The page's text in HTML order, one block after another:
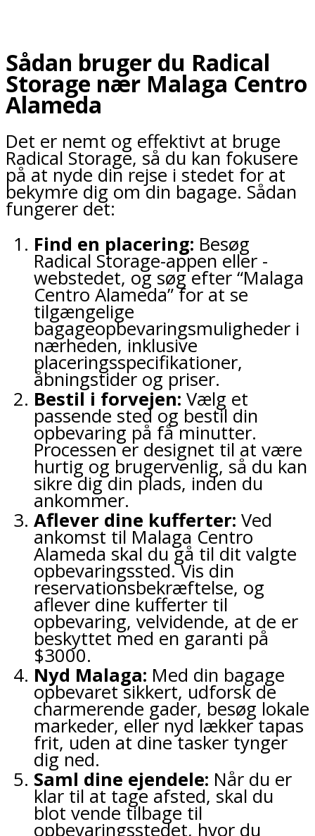
Sådan bruger du Radical
Storage nær Malaga Centro
Alameda
Det er nemt og effektivt at bruge
Radical Storage, så du kan fokusere
på at nyde din rejse i stedet for at
bekymre dig om din bagage. Sådan
fungerer det:
Find en placering: Besøg
Radical Storage-appen eller -
webstedet, og søg efter “Malaga
Centro Alameda” for at se
tilgængelige
bagageopbevaringsmuligheder i
nærheden, inklusive
placeringsspecifikationer,
åbningstider og priser.
Bestil i forvejen: Vælg et
passende sted og bestil din
opbevaring på få minutter.
Processen er designet til at være
hurtig og brugervenlig, så du kan
sikre dig din plads, inden du
ankommer.
Aflever dine kufferter: Ved
ankomst til Malaga Centro
Alameda skal du gå til dit valgte
opbevaringssted. Vis din
reservationsbekræftelse, og
aflever dine kufferter til
opbevaring, velvidende, at de er
beskyttet med en garanti på
$3000.
Nyd Malaga: Med din bagage
opbevaret sikkert, udforsk de
charmerende gader, besøg lokale
markeder, eller nyd lækker tapas
frit, uden at dine tasker tynger
dig ned.
Saml dine ejendele: Når du er
klar til at tage afsted, skal du
blot vende tilbage til
opbevaringsstedet, hvor du